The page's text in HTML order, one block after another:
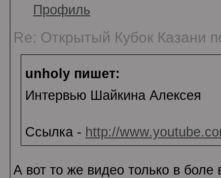
Профиль
Re: Открытый Кубок Казани
unholy пишет:
Интервью Шайкина Алексея
Ссылка - http://
А вот то же видео только в боле